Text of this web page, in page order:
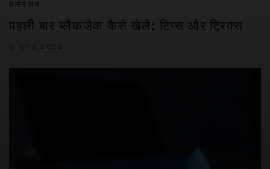
मनोरंजन
पहली बार ब्लैकजैक कैसे खेलें: टिप्स और ट्रिक्स